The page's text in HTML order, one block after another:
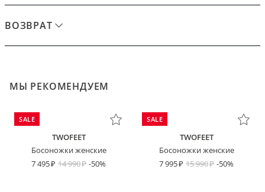
ВОЗВРАТ
МЫ РЕКОМЕНДУЕМ
SALE
TWOFEET
Босоножки женские
7 495
14 990 -50%
SALE
TWOFEET
Босоножки женские
7 995
15 990 -50%